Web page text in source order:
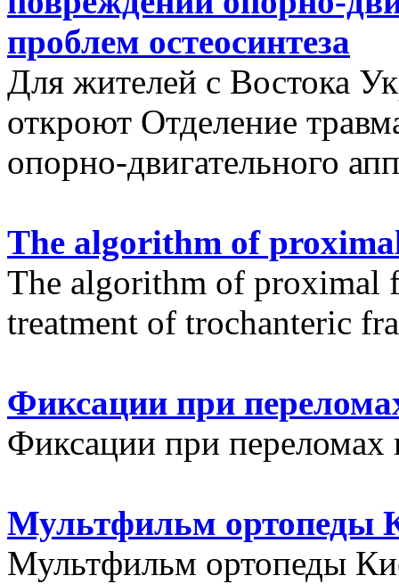
проблем остеосинтеза
Для жителей с Востока
откроют Отделение
опорно-двигательного
The algorithm of
The algorithm of proximal
treatment of trochanteric
Фиксации при
Фиксации при переломах
Мультфильм ортопеды
Мультфильм ортопеды